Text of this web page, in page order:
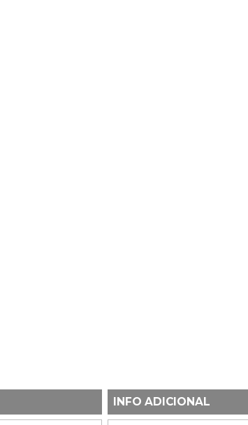
INFO ADICIONAL